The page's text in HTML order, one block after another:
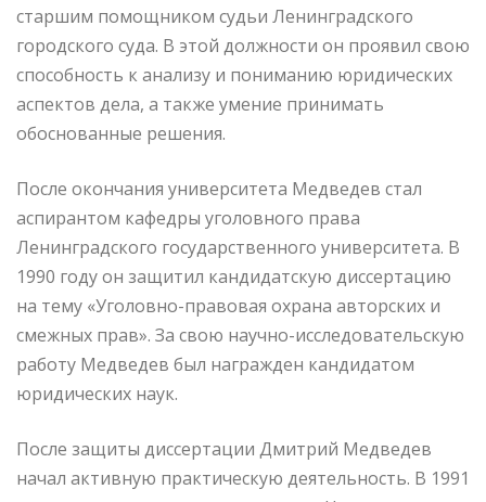
старшим помощником судьи Ленинградского
городского суда. В этой должности он проявил свою
способность к анализу и пониманию юридических
аспектов дела, а также умение принимать
обоснованные решения.
После окончания университета Медведев стал
аспирантом кафедры уголовного права
Ленинградского государственного университета. В
1990 году он защитил кандидатскую диссертацию
на тему «Уголовно-правовая охрана авторских и
смежных прав». За свою научно-исследовательскую
работу Медведев был награжден кандидатом
юридических наук.
После защиты диссертации Дмитрий Медведев
начал активную практическую деятельность. В 1991